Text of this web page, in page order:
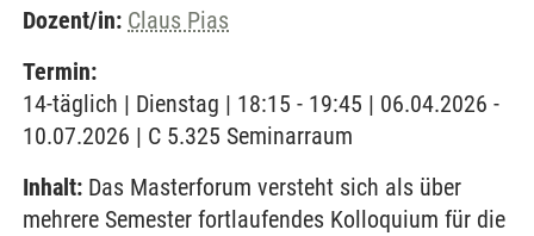
Dozent/in: Claus Pias
Termin:
14-täglich | Dienstag | 18:15 - 19:45 | 06.04.2026 -
10.07.2026 | C 5.325 Seminarraum
Inhalt: Das Masterforum versteht sich als über
mehrere Semester fortlaufendes Kolloquium für die